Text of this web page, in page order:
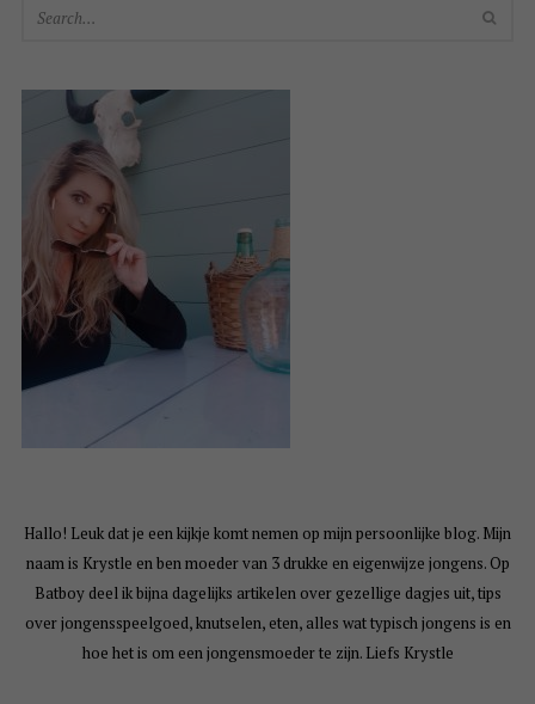
Hallo! Leuk dat je een kijkje komt nemen op mijn persoonlijke blog. Mijn
naam is Krystle en ben moeder van 3 drukke en eigenwijze jongens. Op
Batboy deel ik bijna dagelijks artikelen over gezellige dagjes uit, tips
over jongensspeelgoed, knutselen, eten, alles wat typisch jongens is en
hoe het is om een jongensmoeder te zijn. Liefs Krystle